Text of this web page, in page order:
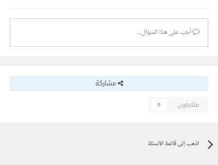
أجب على هذا السؤال...
مشاركة
متابعون
0
اذهب إلى قائمة الأسئلة